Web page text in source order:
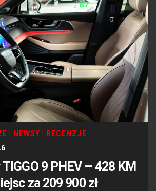
NEWSY
RECENZJE
9 PHEV – 428 KM
za 209 900 zł